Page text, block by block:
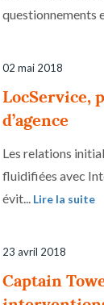
questionnements
02 mai 2018
LocService,
d’agence
Les relations
fluidifiées avec
évit... Lire la suite
23 avril 2018
Captain